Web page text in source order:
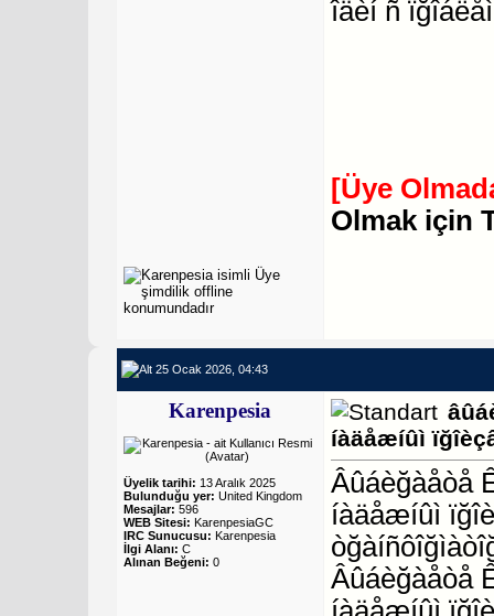
îäèí ñ
[Üye
Olmak için
25 Ocak 2026, 04:43
Karenpesia
Üyelik tarihi: 13 Aralık 2025
Bulunduğu yer: United Kingdom
Mesajlar: 596
WEB Sitesi: KarenpesiaGC
IRC Sunucusu: Karenpesia
İlgi Alanı: C
Alınan Beğeni: 0
íàäåæíûì
Âûáèğàåòå
íàäåæíûì
Âûáèğàåòå